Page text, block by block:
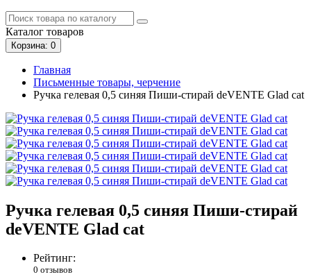
Каталог товаров
Корзина: 0
Главная
Письменные товары, черчение
Ручка гелевая 0,5 синяя Пиши-стирай deVENTE Glad cat
Ручка гелевая 0,5 синяя Пиши-стирай
deVENTE Glad cat
Рейтинг:
0 отзывов